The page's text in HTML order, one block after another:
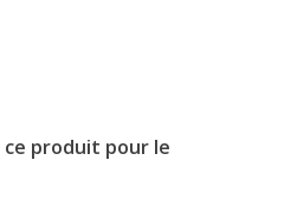
produit pour le